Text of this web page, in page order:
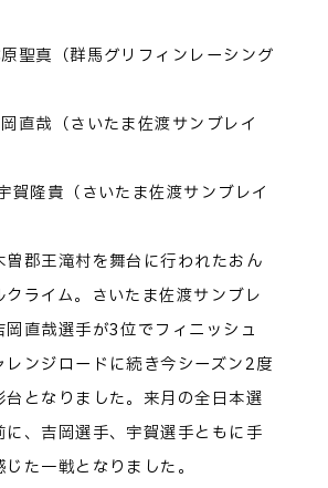
聖真（群馬グリフィンレーシング
直哉（さいたま佐渡サンブレイ
隆貴（さいたま佐渡サンブレイ
曽郡王滝村を舞台に行われたおん
クライム。さいたま佐渡サンブレ
岡直哉選手が3位でフィニッシュ
レンジロードに続き今シーズン2度
台となりました。来月の全日本選
に、吉岡選手、宇賀選手ともに手
じた一戦となりました。